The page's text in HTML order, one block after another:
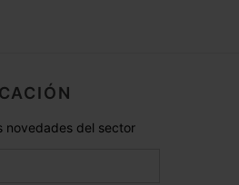
novedades del sector